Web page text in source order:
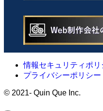
情報セキュリティポリ
プライバシーポリシー
© 2021- Quin Que Inc.